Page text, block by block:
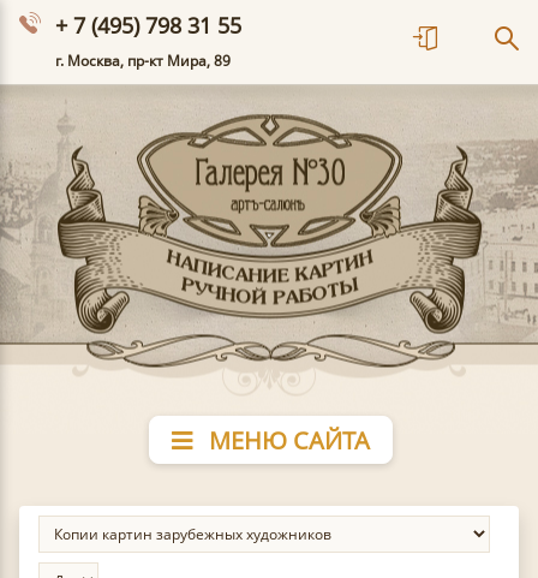
+ 7 (495) 798 31 55
г. Москва, пр-кт Мира, 89
МЕНЮ САЙТА